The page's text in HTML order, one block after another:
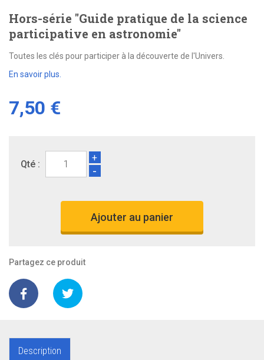
Hors-série "Guide pratique de la science
participative en astronomie"
Toutes les clés pour participer à la découverte de l'Univers.
En savoir plus.
7,50 €
Qté :
+
-
Ajouter au panier
Partagez ce produit
Description